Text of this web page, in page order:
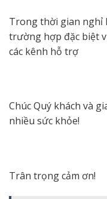
Trong thời gian nghỉ
trường hợp đặc biệt
các kênh hỗ trợ
Chúc Quý khách và
nhiều sức khỏe!
Trân trọng cảm ơn!